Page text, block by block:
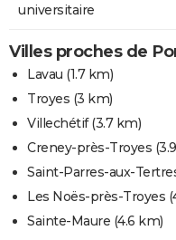
universitaire
Villes proches de
Lavau (1.7 km)
Troyes (3 km)
Villechétif(3.7 km)
Creney-près-Troyes
Saint-Parres-aux-
Les Noës-près-Troyes
Sainte-Maure (4.6 km)